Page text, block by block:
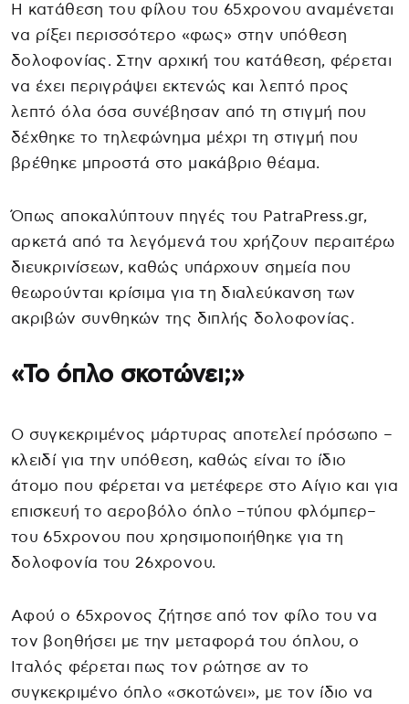
Η κατάθεση του φίλου του 65χρονου αναμένεται
να ρίξει περισσότερο «φως» στην υπόθεση
δολοφονίας. Στην αρχική του κατάθεση, φέρεται
να έχει περιγράψει εκτενώς και λεπτό προς
λεπτό όλα όσα συνέβησαν από τη στιγμή που
δέχθηκε το τηλεφώνημα μέχρι τη στιγμή που
βρέθηκε μπροστά στο μακάβριο θέαμα.
Όπως αποκαλύπτουν πηγές του PatraPress.gr,
αρκετά από τα λεγόμενά του χρήζουν περαιτέρω
διευκρινίσεων, καθώς υπάρχουν σημεία που
θεωρούνται κρίσιμα για τη διαλεύκανση των
ακριβών συνθηκών της διπλής δολοφονίας.
«Το όπλο σκοτώνει;»
Ο συγκεκριμένος μάρτυρας αποτελεί πρόσωπο –
κλειδί για την υπόθεση, καθώς είναι το ίδιο
άτομο που φέρεται να μετέφερε στο Αίγιο και για
επισκευή το αεροβόλο όπλο –τύπου φλόμπερ–
του 65χρονου που χρησιμοποιήθηκε για τη
δολοφονία του 26χρονου.
Αφού ο 65χρονος ζήτησε από τον φίλο του να
τον βοηθήσει με την μεταφορά του όπλου, ο
Ιταλός φέρεται πως τον ρώτησε αν το
συγκεκριμένο όπλο «σκοτώνει», με τον ίδιο να